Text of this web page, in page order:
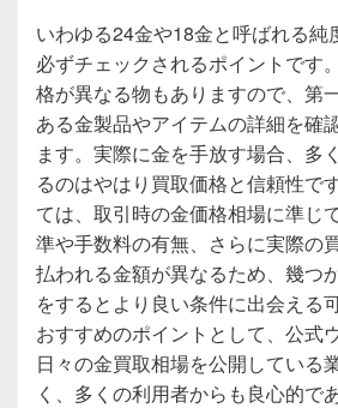
いわゆる24金や18金と呼ばれる純
必ずチェックされるポイントです
格が異なる物もありますので、第
ある金製品やアイテムの詳細を確
ます。実際に金を手放す場合、多
るのはやはり買取価格と信頼性で
ては、取引時の金価格相場に準じ
準や手数料の有無、さらに実際の
払われる金額が異なるため、幾つ
をするとより良い条件に出会える
おすすめのポイントとして、公式
日々の金買取相場を公開している
く、多くの利用者からも良心的で